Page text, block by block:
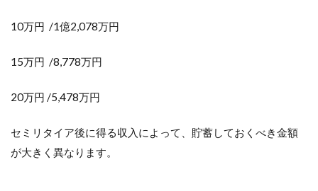
10万円 /1億2,078万円
15万円 /8,778万円
20万円 /5,478万円
セミリタイア後に得る収入によって、貯蓄しておくべき金額
が大きく異なります。